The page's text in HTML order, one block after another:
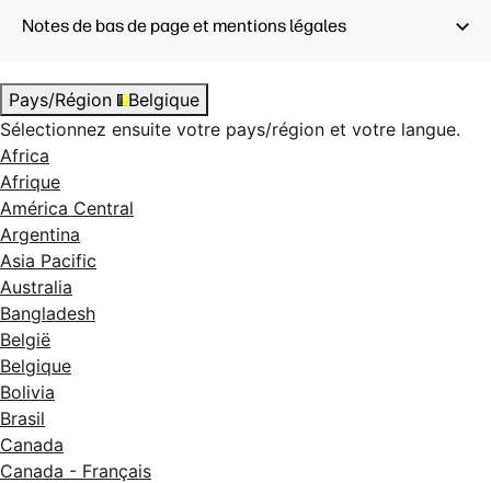
Notes de bas de page et mentions légales
Pays/Région
Belgique
Sélectionnez ensuite votre pays/région et votre langue.
Africa
Afrique
América Central
Argentina
Asia Pacific
Australia
Bangladesh
België
Belgique
Bolivia
Brasil
Canada
Canada - Français